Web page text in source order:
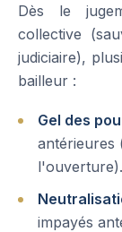
Dès le
collective
judiciaire),
bailleur :
Gel des
antérieures
l'ouverture).
impayés